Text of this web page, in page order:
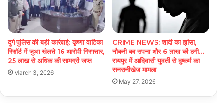
दुर्ग पुलिस की बड़ी कार्रवाई: कृष्णा वाटिका
रिसॉर्ट में जुआ खेलते 16 आरोपी गिरफ्तार,
25 लाख से अधिक की सामग्री जप्त
March 3, 2026
CRIME NEWS: शादी का झांसा,
नौकरी का सपना और 6 लाख की ठगी…
रायपुर में आदिवासी युवती से दुष्कर्म का
सनसनीखेज मामला
May 27, 2026